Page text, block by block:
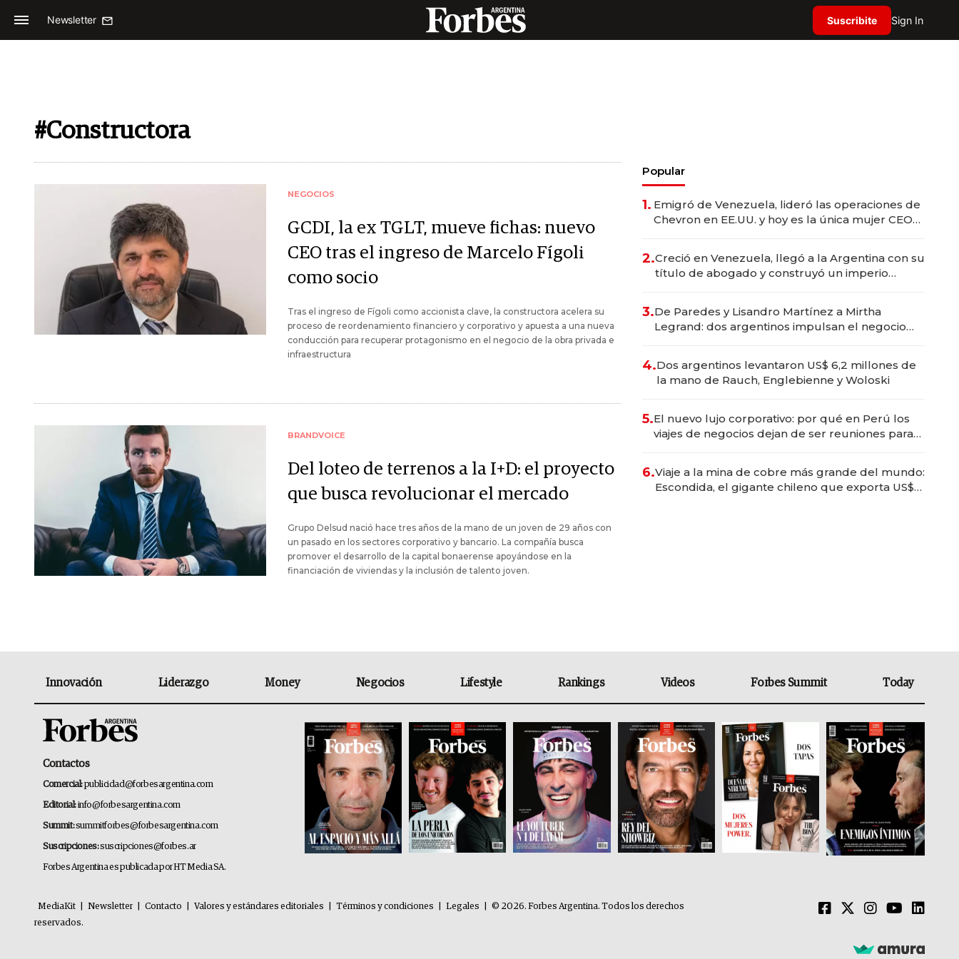
Newsletter Suscribite Sign In
#Constructora
NEGOCIOS
GCDI, la ex TGLT, mueve fichas: nuevo
CEO tras el ingreso de Marcelo Fígoli
como socio
Tras el ingreso de Fígoli como accionista clave, la constructora acelera su
proceso de reordenamiento financiero y corporativo y apuesta a una nueva
conducción para recuperar protagonismo en el negocio de la obra privada e
infraestructura
BRANDVOICE
Del loteo de terrenos a la I+D: el proyecto
que busca revolucionar el mercado
Grupo Delsud nació hace tres años de la mano de un joven de 29 años con
un pasado en los sectores corporativo y bancario. La compañía busca
promover el desarrollo de la capital bonaerense apoyándose en la
financiación de viviendas y la inclusión de talento joven.
Popular
1. Emigró de Venezuela, lideró las operaciones de
Chevron en EE.UU. y hoy es la única mujer CEO
2.Creció en Venezuela, llegó a la Argentina con su
título de abogado y construyó un imperio
3.De Paredes y Lisandro Martínez a Mirtha
Legrand: dos argentinos impulsan el negocio
4.Dos argentinos levantaron US$ 6,2 millones de
la mano de Rauch, Englebienne y Woloski
5.El nuevo lujo corporativo: por qué en Perú los
viajes de negocios dejan de ser reuniones para
6.Viaje a la mina de cobre más grande del mundo:
Escondida, el gigante chileno que exporta US$
Innovación Liderazgo Money Negocios Lifestyle Rankings Videos Forbes Summit Today
Contactos
Comercial:publicidad@forbesargentina.com
Editorial:info@forbesargentina.com
Summit:summitforbes@forbesargentina.com
Suscripciones:suscripciones@forbes.ar
Forbes Argentina es publicada por HT Media SA.
MediaKit Newsletter Contacto Valores y estándares editoriales Términos y condiciones Legales
© 2026. Forbes Argentina. Todos los derechos
reservados.